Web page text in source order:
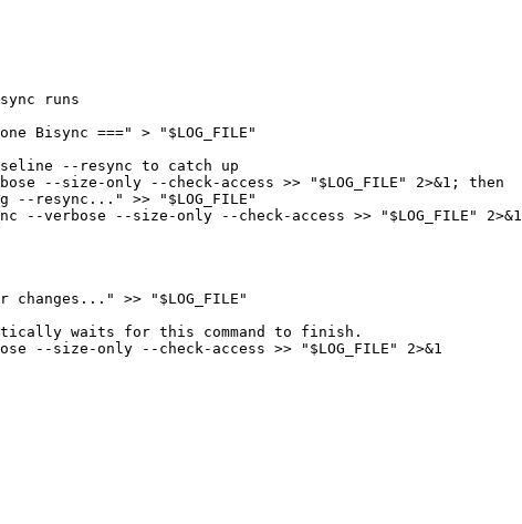
runs
Bisync ===" > "$LOG_FILE"
--resync to catch up
--size-only --check-access >> "$LOG_FILE" 2>&1; then
--resync..." >> "$LOG_FILE"
--verbose --size-only --check-access >> "$LOG_FILE" 2>&1
changes..." >> "$LOG_FILE"
waits for this command to finish.
--size-only --check-access >> "$LOG_FILE" 2>&1